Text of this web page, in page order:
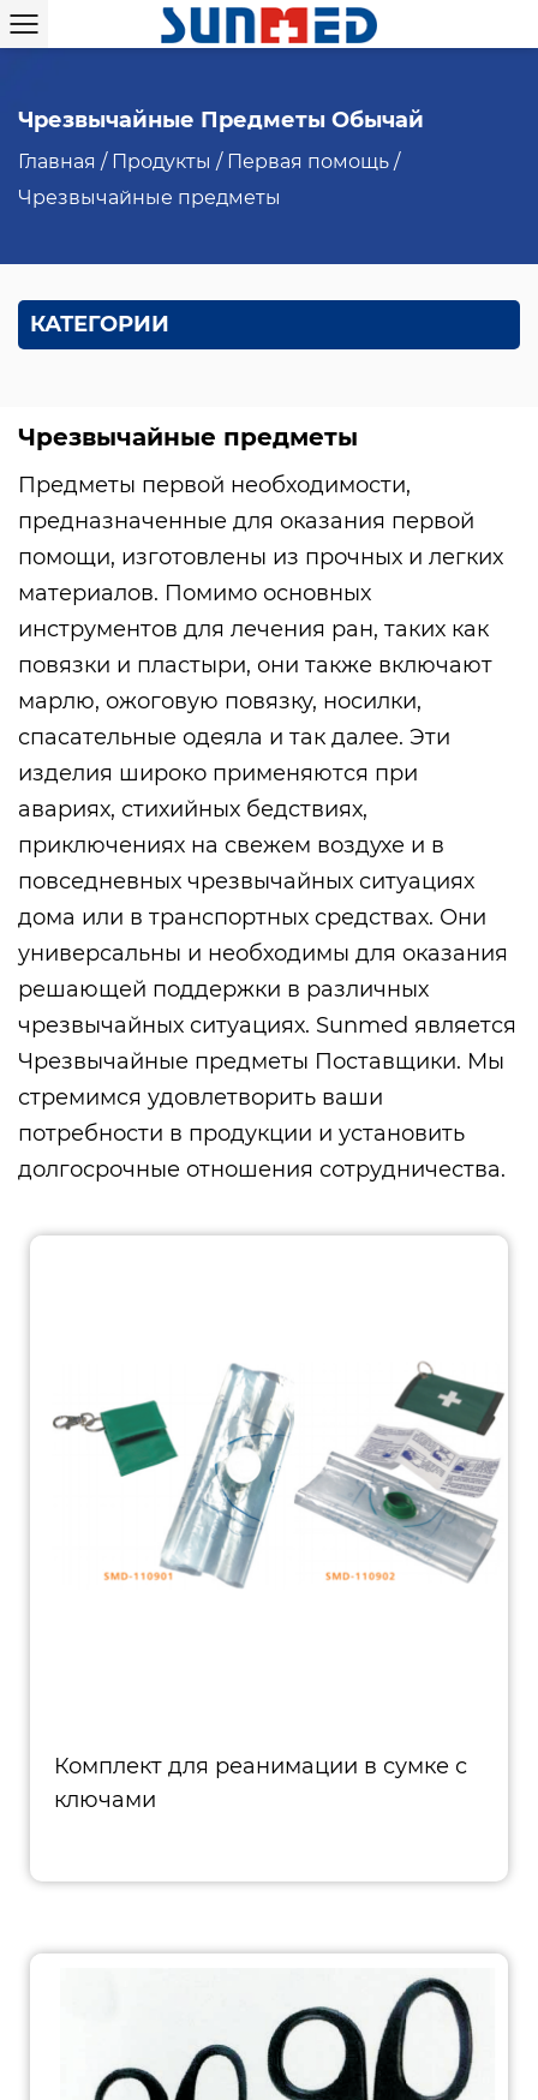
Чрезвычайные Предметы Обычай
Главная / Продукты / Первая помощь /
Чрезвычайные предметы
КАТЕГОРИИ
Чрезвычайные предметы
Предметы первой необходимости,
предназначенные для оказания первой
помощи, изготовлены из прочных и легких
материалов. Помимо основных
инструментов для лечения ран, таких как
повязки и пластыри, они также включают
марлю, ожоговую повязку, носилки,
спасательные одеяла и так далее. Эти
изделия широко применяются при
авариях, стихийных бедствиях,
приключениях на свежем воздухе и в
повседневных чрезвычайных ситуациях
дома или в транспортных средствах. Они
универсальны и необходимы для оказания
решающей поддержки в различных
чрезвычайных ситуациях. Sunmed является
Чрезвычайные предметы Поставщики. Мы
стремимся удовлетворить ваши
потребности в продукции и установить
долгосрочные отношения сотрудничества.
Комплект для реанимации в сумке с
ключами